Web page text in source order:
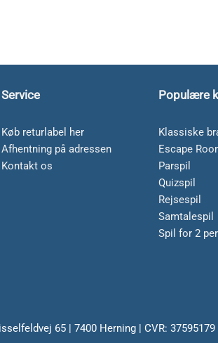
Service
Køb returlabel her
Afhentning på adressen
Kontakt os
Populære
Klassiske
Escape
Parspil
Quizspil
Rejsespil
Samtalespil
Spil for 2
65 | 7400 Herning | CVR: